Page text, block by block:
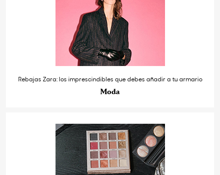
Rebajas Zara: los imprescindibles que debes añadir a tu armario
Moda